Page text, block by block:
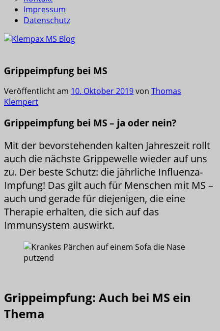
Impressum
Datenschutz
Grippeimpfung bei MS
Veröffentlicht am 10. Oktober 2019von Thomas
Klempert
Grippeimpfung bei MS – ja oder nein?
Mit der bevorstehenden kalten Jahreszeit rollt
auch die nächste Grippewelle wieder auf uns
zu. Der beste Schutz: die jährliche Influenza-
Impfung! Das gilt auch für Menschen mit MS –
auch und gerade für diejenigen, die eine
Therapie erhalten, die sich auf das
Immunsystem auswirkt.
Grippeimpfung: Auch bei MS ein
Thema